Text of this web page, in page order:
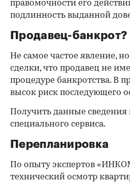
правомочности его
подлинность выданной
Продавец-банкрот?
Не самое частое явление,
сделки, что продавец не
процедуре банкротства. В
высок риск последующего
Получить данные
специального сервиса.
Перепланировка
По опыту экспертов
технический осмотр